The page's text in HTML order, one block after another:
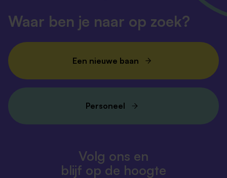
Waar ben je naar op zoek?
Een nieuwe baan
Personeel
Volg ons en
blijf op de hoogte